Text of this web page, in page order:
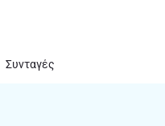
Συνταγές